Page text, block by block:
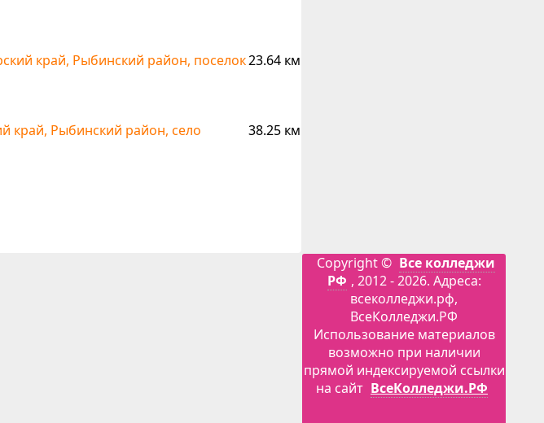
край, Рыбинский район, поселок23.64 км
край, Рыбинский район, село
38.25 км
Copyright © Все колледжи
РФ , 2012 - 2026. Адреса:
всеколледжи.рф,
ВсеКолледжи.РФ
Использование материалов
возможно при наличии
прямой индексируемой ссылки
на сайт ВсеКолледжи.РФ